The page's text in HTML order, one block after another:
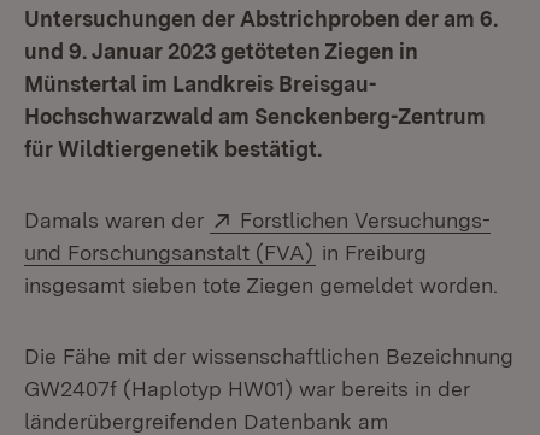
Untersuchungen der Abstrichproben der am 6.
und 9. Januar 2023 getöteten Ziegen in
Münstertal im Landkreis Breisgau-
Hochschwarzwald am Senckenberg-Zentrum
für Wildtiergenetik bestätigt.
Damals waren der Extern:
Forstlichen Versuchungs-
und Forschungsanstalt (FVA) (Öffnet in neuem
in Freiburg
insgesamt sieben tote Ziegen gemeldet worden.
Die Fähe mit der wissenschaftlichen Bezeichnung
GW2407f (Haplotyp HW01) war bereits in der
länderübergreifenden Datenbank am